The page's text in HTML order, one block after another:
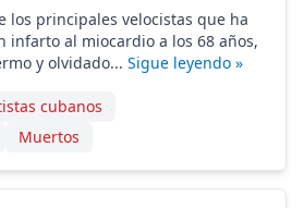
los principales velocistas que ha
infarto al miocardio a los 68 años,
y olvidado... Sigue leyendo »
cubanos
Muertos